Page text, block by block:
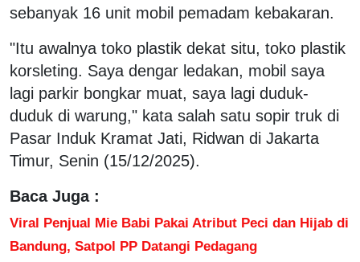
sebanyak 16 unit mobil pemadam kebakaran.
"Itu awalnya toko plastik dekat situ, toko plastik
korsleting. Saya dengar ledakan, mobil saya
lagi parkir bongkar muat, saya lagi duduk-
duduk di warung," kata salah satu sopir truk di
Pasar Induk Kramat Jati, Ridwan di Jakarta
Timur, Senin (15/12/2025).
Baca Juga :
Viral Penjual Mie Babi Pakai Atribut Peci dan Hijab di
Bandung, Satpol PP Datangi Pedagang